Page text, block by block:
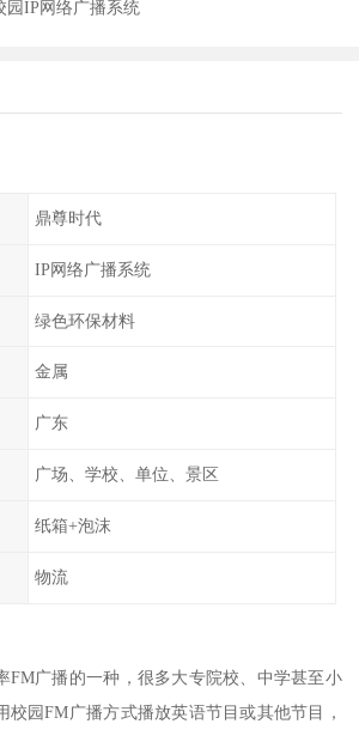
园IP网络广播系统
鼎尊时代
IP网络广播系统
绿色环保材料
金属
广东
广场、学校、单位、景区
纸箱+泡沫
物流
FM广播的一种，很多大专院校、中学甚至小
校园FM广播方式播放英语节目或其他节目，